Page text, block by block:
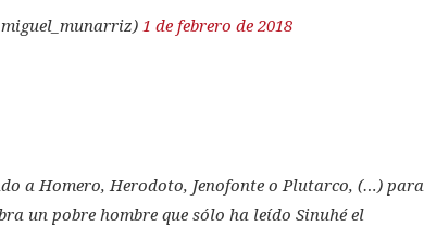
1 de febrero de 2018
a Homero, Herodoto, Jenofonte o Plutarco, (…) para
un pobre hombre que sólo ha leído Sinuhé el